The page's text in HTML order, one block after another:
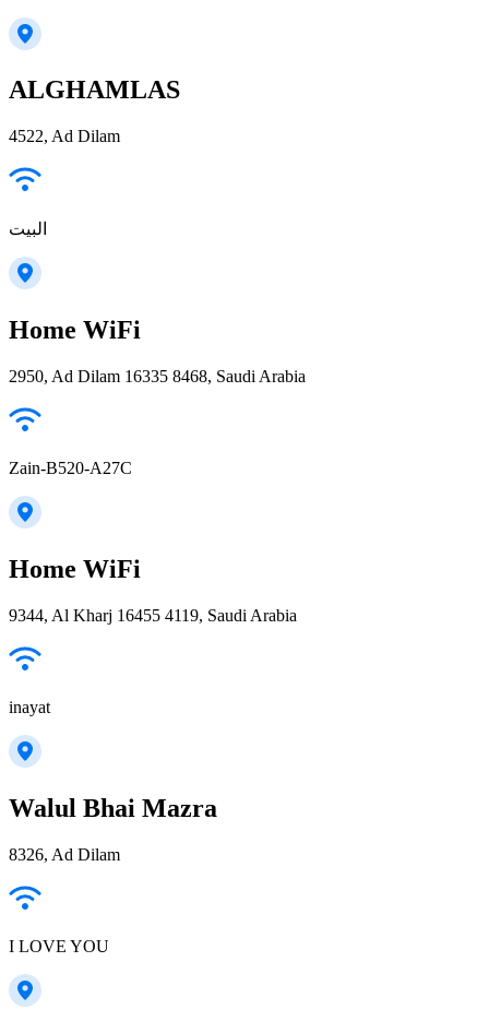
ALGHAMLAS
4522, Ad Dilam
البيت
Home WiFi
2950, Ad Dilam 16335 8468, Saudi Arabia
Zain-B520-A27C
Home WiFi
9344, Al Kharj 16455 4119, Saudi Arabia
inayat
Walul Bhai Mazra
8326, Ad Dilam
I LOVE YOU